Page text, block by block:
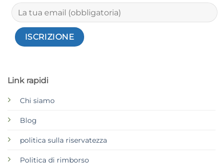
Link rapidi
Chi siamo
Blog
politica sulla riservatezza
Politica di rimborso